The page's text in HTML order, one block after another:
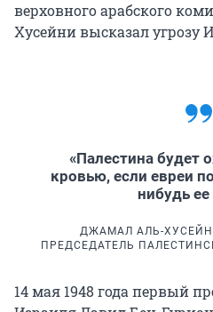
верховного арабского
Хусейни высказал угрозу
«Палестина будет
кровью, если евреи
нибудь ее
ДЖАМАЛ АЛЬ-
ПРЕДСЕДАТЕЛЬ
14 мая 1948 года первый